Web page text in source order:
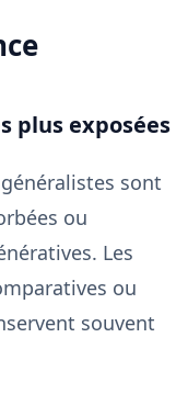
plus exposées
sont
ou
Les
ou
souvent